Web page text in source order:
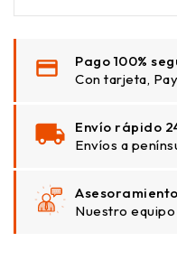
Pago 100%
Con tarjeta,
Envío rápido
Envíos a
Nuestro